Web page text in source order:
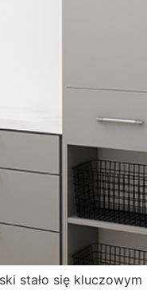
stało się kluczowym